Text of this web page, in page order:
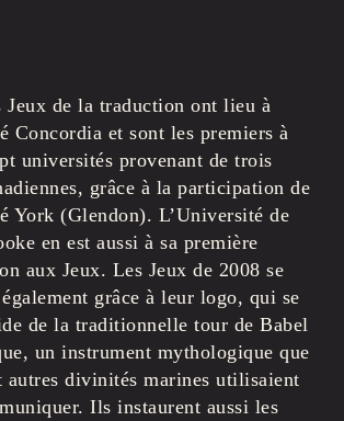
Jeux de la traduction ont lieu à
Concordia et sont les premiers à
universités provenant de trois
grâce à la participation de
York (Glendon). L’Université de
en est aussi à sa première
aux Jeux. Les Jeux de 2008 se
grâce à leur logo, qui se
de la traditionnelle tour de Babel
un instrument mythologique que
autres divinités marines utilisaient
Ils instaurent aussi les